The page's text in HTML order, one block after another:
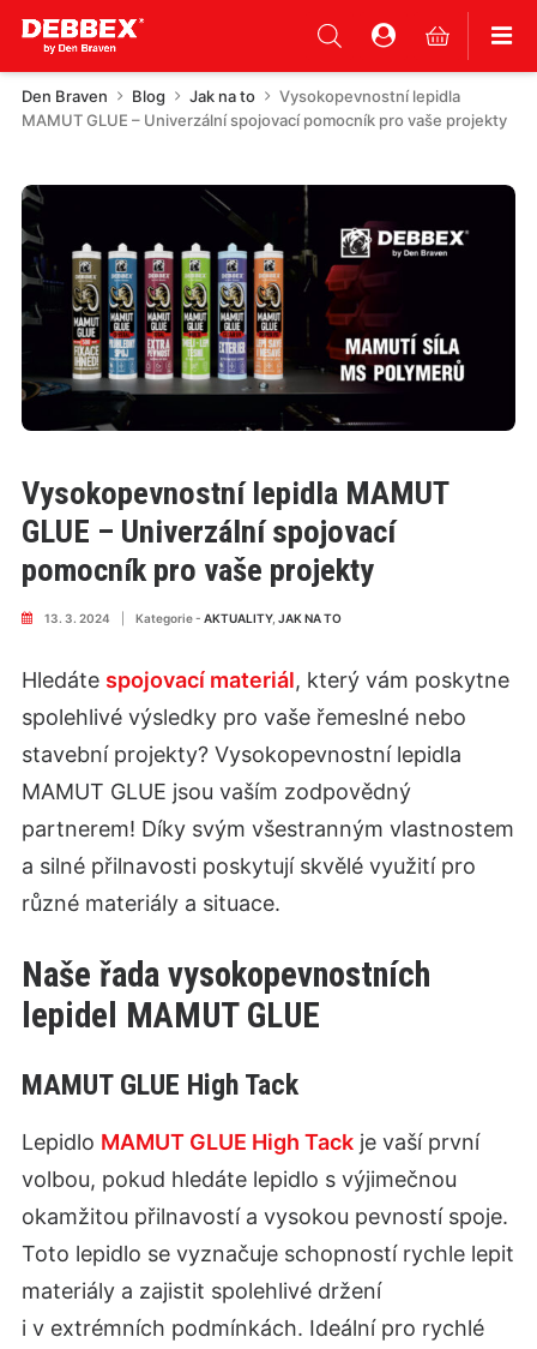
Den Braven Blog Jak na to
Vysokopevnostní lepidla
MAMUT GLUE – Univerzální spojovací pomocník pro vaše projekty
Vysokopevnostní lepidla MAMUT
GLUE – Univerzální spojovací
pomocník pro vaše projekty
13. 3. 2024 Kategorie - AKTUALITY, JAK NA TO
Hledáte spojovací materiál, který vám poskytne
spolehlivé výsledky pro vaše řemeslné nebo
stavební projekty? Vysokopevnostní lepidla
MAMUT GLUE jsou vaším zodpovědný
partnerem! Díky svým všestranným vlastnostem
a silné přilnavosti poskytují skvělé využití pro
různé materiály a situace.
Naše řada vysokopevnostních
lepidel MAMUT GLUE
MAMUT GLUE High Tack
Lepidlo MAMUT GLUE High Tack je vaší první
volbou, pokud hledáte lepidlo s výjimečnou
okamžitou přilnavostí a vysokou pevností spoje.
Toto lepidlo se vyznačuje schopností rychle lepit
materiály a zajistit spolehlivé držení
i v extrémních podmínkách. Ideální pro rychlé